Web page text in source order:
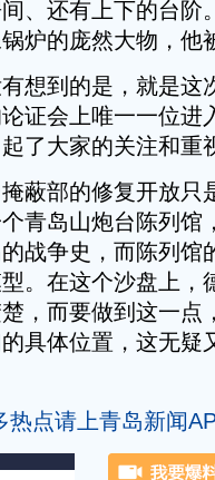
、还有上下的台阶
炉的庞然大物，他
想到的是，就是这
证会上唯一一位进
了大家的关注和重
蔽部的修复开放只
青岛山炮台陈列馆
战争史，而陈列馆
。在这个沙盘上，
，而要做到这一点
具体位置，这无疑
热点请上青岛新闻